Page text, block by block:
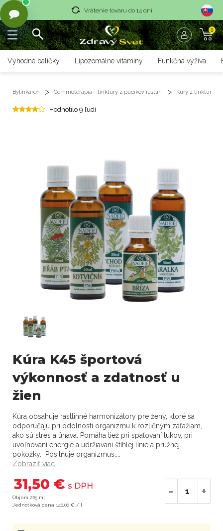
Vrátenie tovaru do 14 dní
Rýchle dodanie <36 hod
Rýchle dodanie <36 hod
0
Výhodné balíčky Lipozomálne vitamíny Funkčná výživa
Bylinkáreň Gemmoterapia - tinktúry z púčikov rastlín Kúry z tinktúr
Hodnotilo 9 ľudí
Kúra K45 športová
výkonnosť a zdatnosť u
žien
Kúra obsahuje rastlinné harmonizátory pre ženy, ktoré sa
odporúčajú pri odolnosti organizmu k rozličným záťažiam,
ako sú stres a únava. Pomáha tiež pri spaľovaní tukov, pri
uvoľnovaní energie a udržiavaní štíhlej línie a pružnej
pokožky. Posilňuje organizmus,...
Zobraziť viac
31,50 € s DPH
Objem 225 ml
Jednotková cena 140,00 € / l
- +